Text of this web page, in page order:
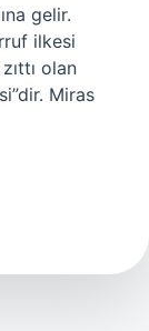
gelir.
ilkesi
olan
Miras